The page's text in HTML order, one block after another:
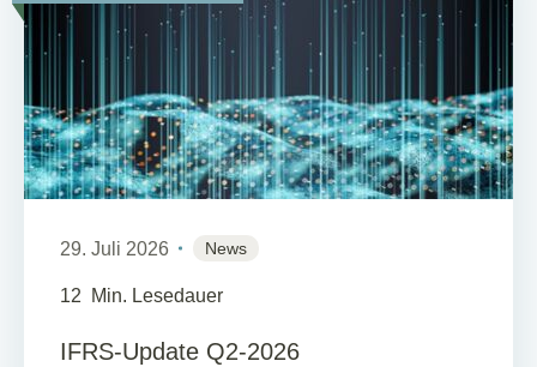
29. Juli 2026 News
12 Min. Lesedauer
IFRS-Update Q2-2026